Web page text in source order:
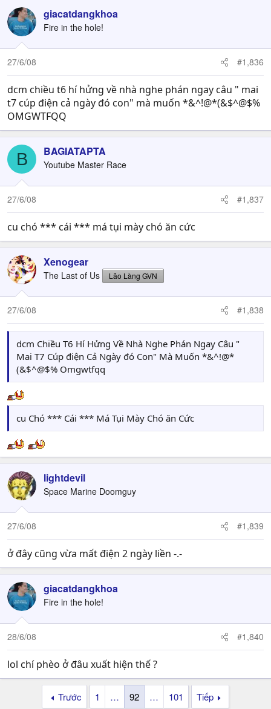
giacatdangkhoa
Fire in the hole!
27/6/08 #1,836
dcm chiều t6 hí hửng về nhà nghe phán ngay câu " mai
t7 cúp điện cả ngày đó con" mà muốn *&^!@*(&$^@$%
OMGWTFQQ
B BAGIATAPTA
Youtube Master Race
27/6/08 #1,837
cu chó *** cái *** má tụi mày chó ăn cức
Xenogear
The Last of Us Lão Làng GVN
27/6/08 #1,838
dcm Chiều T6 Hí Hửng Về Nhà Nghe Phán Ngay Câu "
Mai T7 Cúp điện Cả Ngày đó Con" Mà Muốn *&^!@*
(&$^@$% Omgwtfqq
cu Chó *** Cái *** Má Tụi Mày Chó ăn Cức
lightdevil
Space Marine Doomguy
27/6/08 #1,839
ở đây cũng vừa mất điện 2 ngày liền -.-
giacatdangkhoa
Fire in the hole!
28/6/08 #1,840
lol chí phèo ở đâu xuất hiện thế ?
Trước 1 … 92 … 101 Tiếp